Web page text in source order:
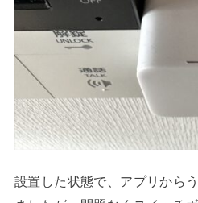
設置した状態で、アプリから